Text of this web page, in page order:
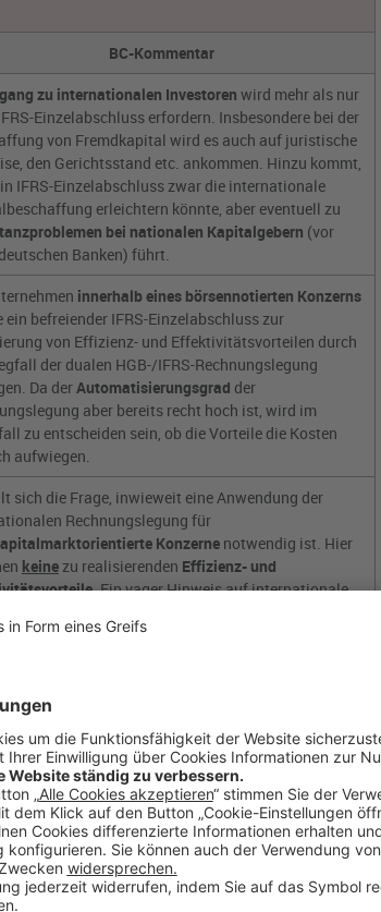
BC-Kommentar
zu internationalen Investoren wird mehr als nur
Einzelabschluss erfordern. Insbesondere bei der
von Fremdkapital wird es auch auf juristische
den Gerichtsstand etc. ankommen. Hinzu kommt,
IFRS-Einzelabschluss zwar die internationale
erleichtern könnte, aber eventuell zu
bei nationalen Kapitalgebern (vor
Banken) führt.
innerhalb eines börsennotierten Konzerns
ein befreiender IFRS-Einzelabschluss zur
von Effizienz- und Effektivitätsvorteilen durch
der dualen HGB-/IFRS-Rechnungslegung
Da derAutomatisierungsgrad der
aber bereits recht hoch ist, wird im
zu entscheiden sein, ob die Vorteile die Kosten
aufwiegen.
sich die Frage, inwieweit eine Anwendung der
Rechnungslegung für
Konzerne notwendig ist. Hier
keinezu realisierenden Effizienz- und
Ein vager Hinweis auf internationale
ist diese These nur eine ausführlichere
der zweiten These.